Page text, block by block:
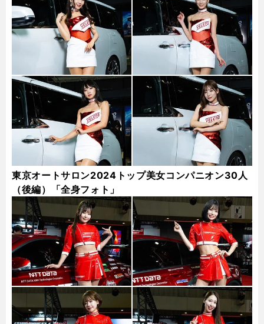
東京オートサロン2024トップ美女コンパニオン30人
（後編）「全身フォト」